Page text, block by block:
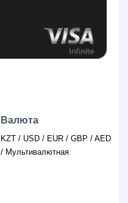
Валюта
KZT / USD / EUR / GBP / AED
/ Мультивалютная